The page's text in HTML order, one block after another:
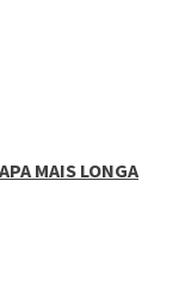
MAIS LONGA